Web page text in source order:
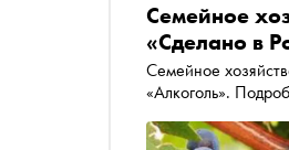
Семейное
«Сделано в
Семейное
«Алкоголь».